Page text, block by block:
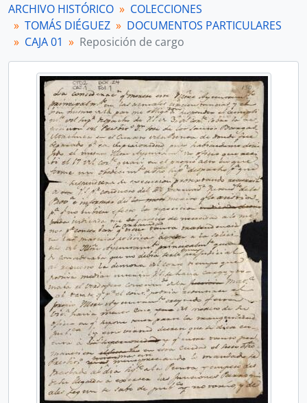
[Unidad documental simple] Información anónima
[Unidad documental simple] Asuntos políticos
[Unidad documental simple] Diario
[Unidad documental simple] Diario
[Unidad documental simple] Diario
[Unidad documental simple] Cuenta de gastos
[Unidad documental simple] Diario
[Unidad documental simple] Cuenta de gastos
[Unidad documental simple] Transcripción de superior orden
[Unidad documental simple] Amonestación eclesiástica
[Unidad documental simple] Cumplimiento de pagaré
[Unidad documental simple] Felicitaciones
[Unidad documental simple] Reglamento/Contribuciones
[Unidad documental simple] Pleitos
[Unidad documental simple] Votación
[Unidad documental simple] Contribuciones
[Unidad documental simple] Borrador de cuenta
[Unidad documental simple] Licencia y apelación
[Unidad documental simple] Contribuciones
[Unidad documental simple] Pleito
[Unidad documental simple] Bulas
[Unidad documental simple] Cumplimiento de superior orden
[Unidad documental simple] Restitución de asignación
[Sección] CORRESPONDENCIA
ARCHIVO HISTÓRICO
COLECCIONES
TOMÁS DIÉGUEZ
DOCUMENTOS PARTICULARES
CAJA 01
Reposición de cargo